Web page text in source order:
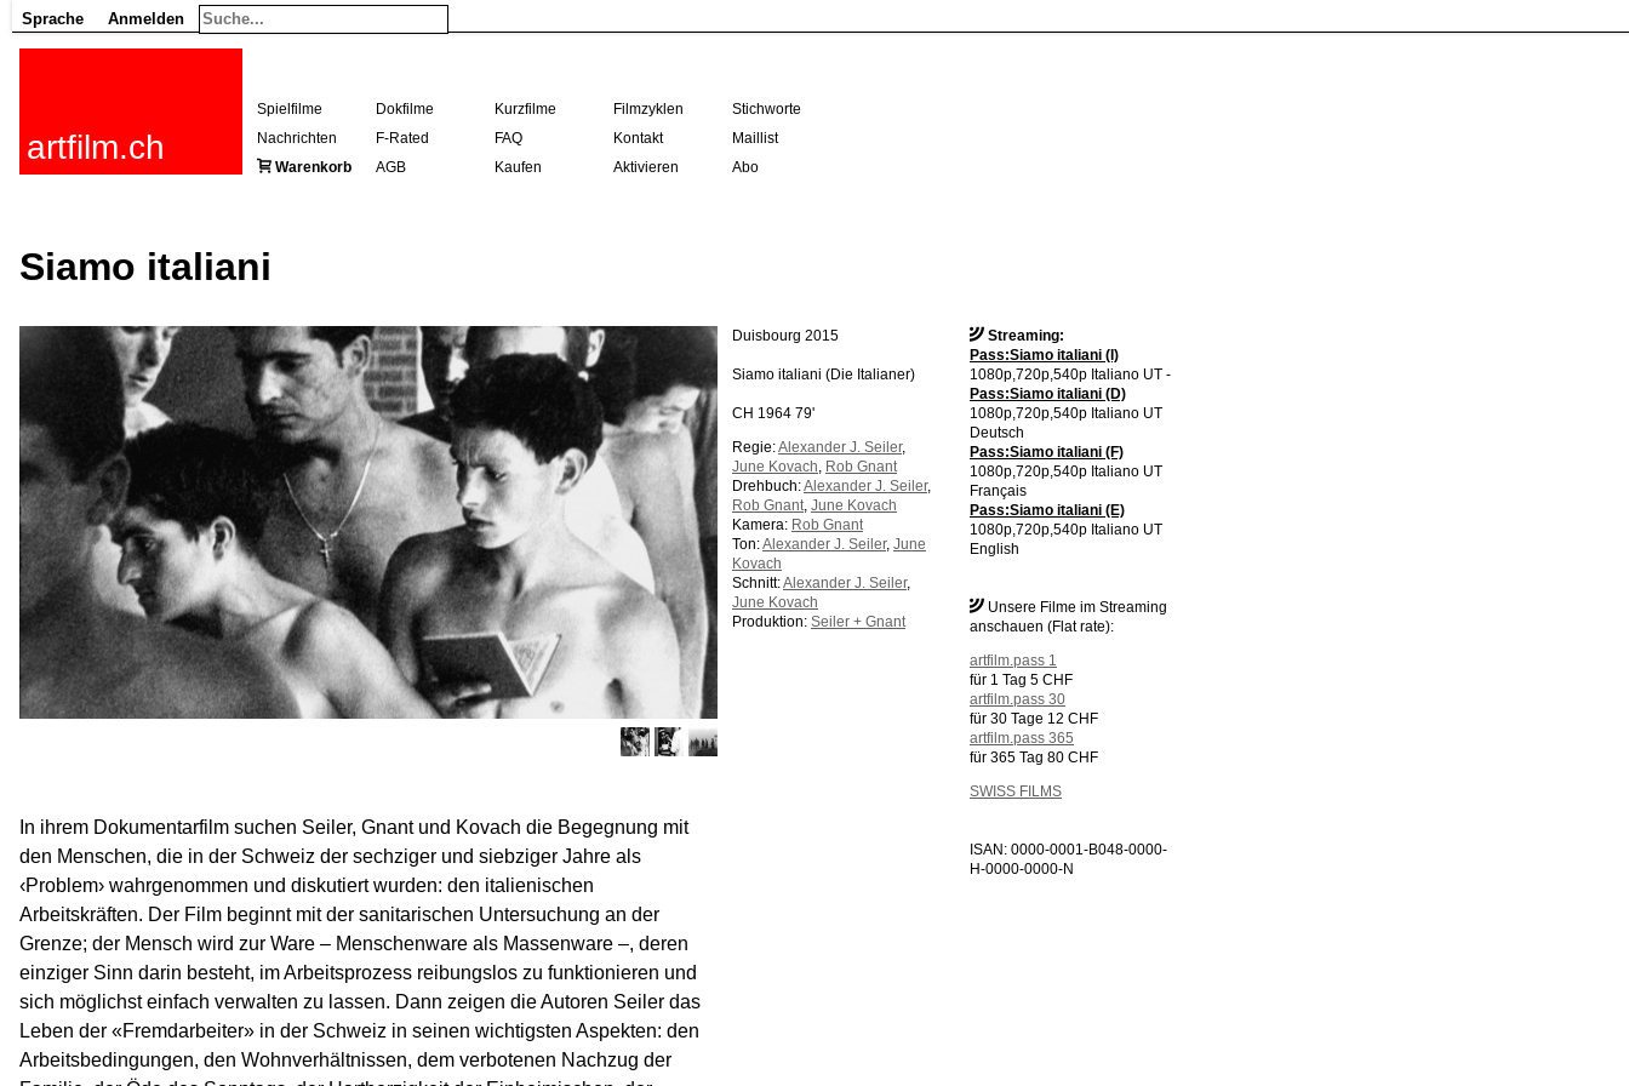
Sprache Anmelden
artfilm.ch
Spielfilme Dokfilme Kurzfilme Filmzyklen
Stichworte
Nachrichten
F-Rated FAQ Kontakt
Maillist
Warenkorb
AGB Kaufen Aktivieren Abo
Siamo italiani
Streaming:
Pass:Siamo italiani (I)
1080p,720p,540p Italiano UT -
Pass:Siamo italiani (D)
1080p,720p,540p Italiano UT
Deutsch
Pass:Siamo italiani (F)
1080p,720p,540p Italiano UT
Français
Pass:Siamo italiani (E)
1080p,720p,540p Italiano UT
English
Unsere Filme im Streaming
anschauen (Flat rate):
artfilm.pass 1
für 1 Tag 5 CHF
artfilm.pass 30
für 30 Tage 12 CHF
artfilm.pass 365
für 365 Tag 80 CHF
SWISS FILMS
ISAN: 0000-0001-B048-0000-
H-0000-0000-N
Duisbourg 2015
Siamo italiani (Die Italianer)
CH 1964 79'
Regie:Alexander J. Seiler,
June Kovach Rob Gnant
Drehbuch:Alexander J. Seiler,
Rob Gnant June Kovach
Kamera: Rob Gnant
Ton:Alexander J. Seiler, June
Kovach
Schnitt:Alexander J. Seiler,
June Kovach
Produktion: Seiler + Gnant
In ihrem Dokumentarfilm suchen Seiler, Gnant und Kovach die Begegnung mit
den Menschen, die in der Schweiz der sechziger und siebziger Jahre als
‹Problem› wahrgenommen und diskutiert wurden: den italienischen
Arbeitskräften. Der Film beginnt mit der sanitarischen Untersuchung an der
Grenze; der Mensch wird zur Ware – Menschenware als Massenware –, deren
einziger Sinn darin besteht, im Arbeitsprozess reibungslos zu funktionieren und
sich möglichst einfach verwalten zu lassen. Dann zeigen die Autoren Seiler das
Leben der «Fremdarbeiter» in der Schweiz in seinen wichtigsten Aspekten: den
Arbeitsbedingungen, den Wohnverhältnissen, dem verbotenen Nachzug der